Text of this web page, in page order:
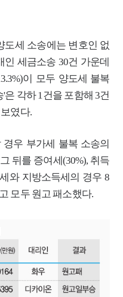
도세 소송에는 변호인 없
인 세금소송 30건 가운데
이 모두 양도세 불복
각하 1건을 포함해 3건
였다.
우 부가세 불복 소송의
뒤를 증여세(30%), 취득
와 지방소득세의 경우 8
모두 원고 패소했다.